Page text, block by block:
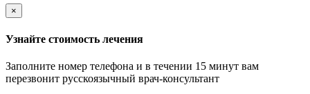
×
Узнайте стоимость лечения
Заполните номер телефона и в течении 15 минут вам
перезвонит русскоязычный врач-консультант